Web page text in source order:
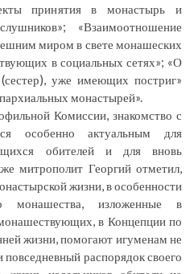
принятия в монастырь и
«Взаимоотношение
миром в свете монашеских
в социальных сетях»; «О
уже имеющих постриг»
монастырей».
Комиссии, знакомство с
особенно актуальным для
обителей и для вновь
митрополит Георгий отметил,
жизни, в особенности
монашества, изложенные в
в Концепции по
жизни, помогают игуменам не
распорядок своего